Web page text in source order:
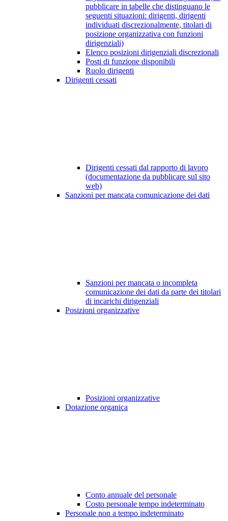
pubblicare in tabelle che distinguano le
seguenti situazioni: dirigenti, dirigenti
individuati discrezionalmente, titolari di
posizione organizzativa con funzioni
dirigenziali)
Elenco posizioni dirigenziali discrezionali
Posti di funzione disponibili
Ruolo dirigenti
Dirigenti cessati
Dirigenti cessati dal rapporto di lavoro
(documentazione da pubblicare sul sito
web)
Sanzioni per mancata comunicazione dei dati
Sanzioni per mancata o incompleta
comunicazione dei dati da parte dei titolari
di incarichi dirigenziali
Posizioni organizzative
Posizioni organizzative
Dotazione organica
Conto annuale del personale
Costo personale tempo indeterminato
Personale non a tempo indeterminato